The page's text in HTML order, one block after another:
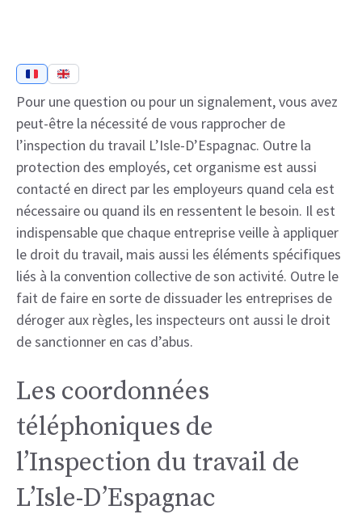
Pour une question ou pour un signalement, vous avez
peut-être la nécessité de vous rapprocher de
l’inspection du travail L’Isle-D’Espagnac. Outre la
protection des employés, cet organisme est aussi
contacté en direct par les employeurs quand cela est
nécessaire ou quand ils en ressentent le besoin. Il est
indispensable que chaque entreprise veille à appliquer
le droit du travail, mais aussi les éléments spécifiques
liés à la convention collective de son activité. Outre le
fait de faire en sorte de dissuader les entreprises de
déroger aux règles, les inspecteurs ont aussi le droit
de sanctionner en cas d’abus.
Les coordonnées
téléphoniques de
l’Inspection du travail de
L’Isle-D’Espagnac